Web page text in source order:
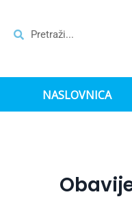
NASLOVNICA